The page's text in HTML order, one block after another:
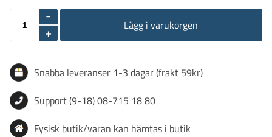
-
+
Lägg i varukorgen
Snabba leveranser 1-3 dagar (frakt 59kr)
Support (9-18) 08-715 18 80
Fysisk butik/varan kan hämtas i butik